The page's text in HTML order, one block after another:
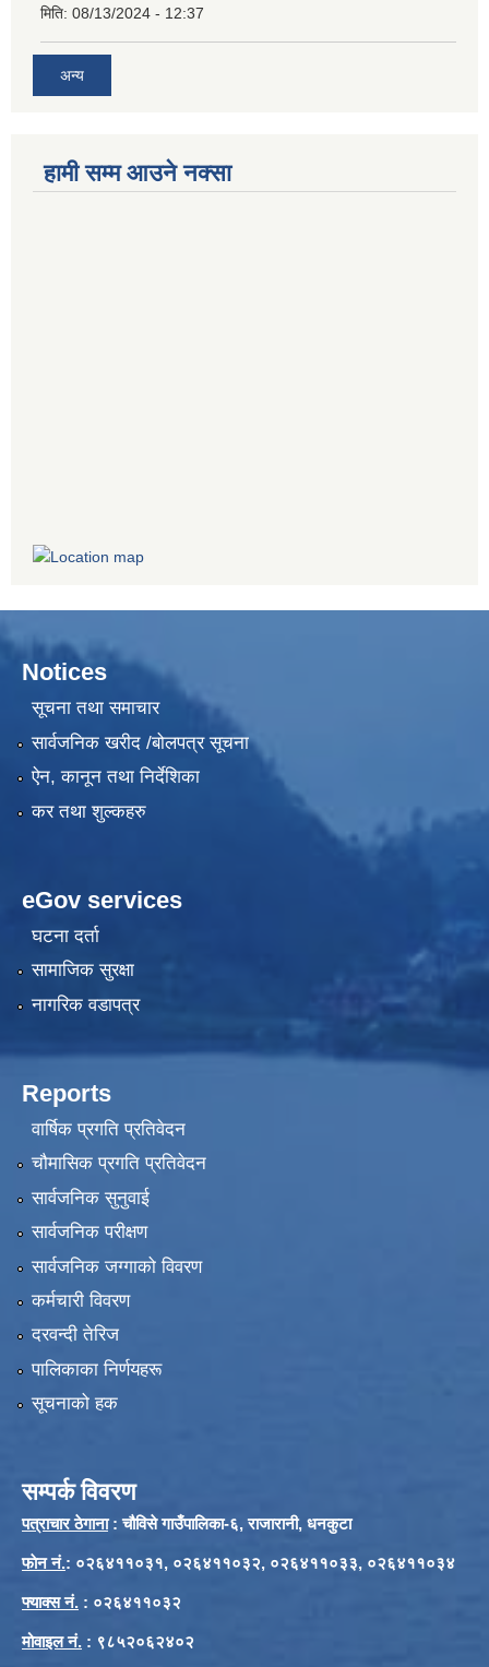
मिति: 08/13/2024 - 12:37
अन्य
हामी सम्म आउने नक्सा
Notices
सूचना तथा समाचार
सार्वजनिक खरीद /बोलपत्र सूचना
ऐन, कानून तथा निर्देशिका
कर तथा शुल्कहरु
eGov services
घटना दर्ता
सामाजिक सुरक्षा
नागरिक वडापत्र
Reports
वार्षिक प्रगति प्रतिवेदन
चौमासिक प्रगति प्रतिवेदन
सार्वजनिक सुनुवाई
सार्वजनिक परीक्षण
सार्वजनिक जग्गाको विवरण
कर्मचारी विवरण
दरवन्दी तेरिज
पालिकाका निर्णयहरू
सूचनाको हक
सम्पर्क विवरण
पत्राचार ठेगाना: चौविसे गाउँपालिका-६, राजारानी, धनकुटा
फाेन नं.: ०२६४११०३१, ०२६४११०३२, ०२६४११०३३, ०२६४११०३४
फ्याक्स नं. : ०२६४११०३२
मोवाइल नं. : ९८५२०६२४०२